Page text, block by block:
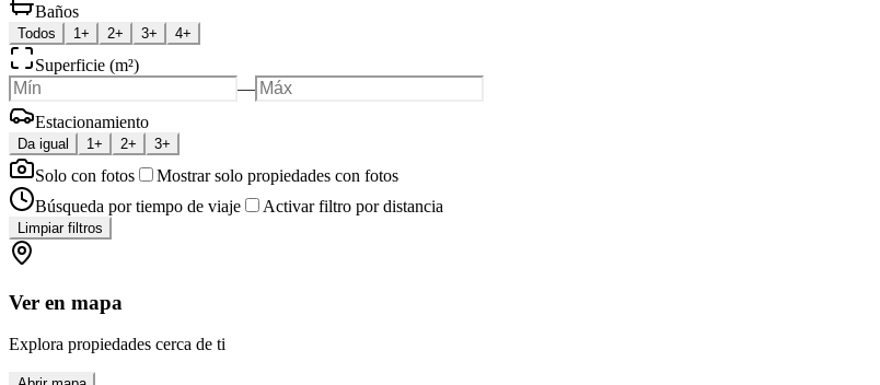
Baños
Todos 1+ 2+ 3+ 4+
Superficie (m²)
—
Estacionamiento
Da igual 1+ 2+ 3+
Solo con fotos
Mostrar solo propiedades con fotos
Búsqueda por tiempo de viaje
Activar filtro por distancia
Limpiar filtros
Ver en mapa
Explora propiedades cerca de ti